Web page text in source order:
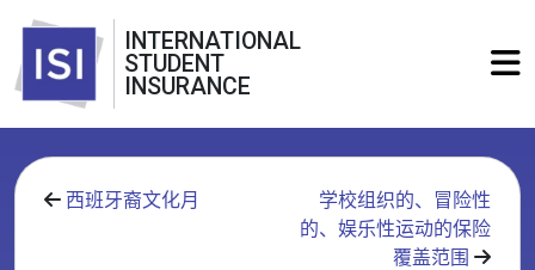
INTERNATIONAL
STUDENT
INSURANCE
西班牙裔文化月
学校组织的、冒险性
的、娱乐性运动的保险
覆盖范围